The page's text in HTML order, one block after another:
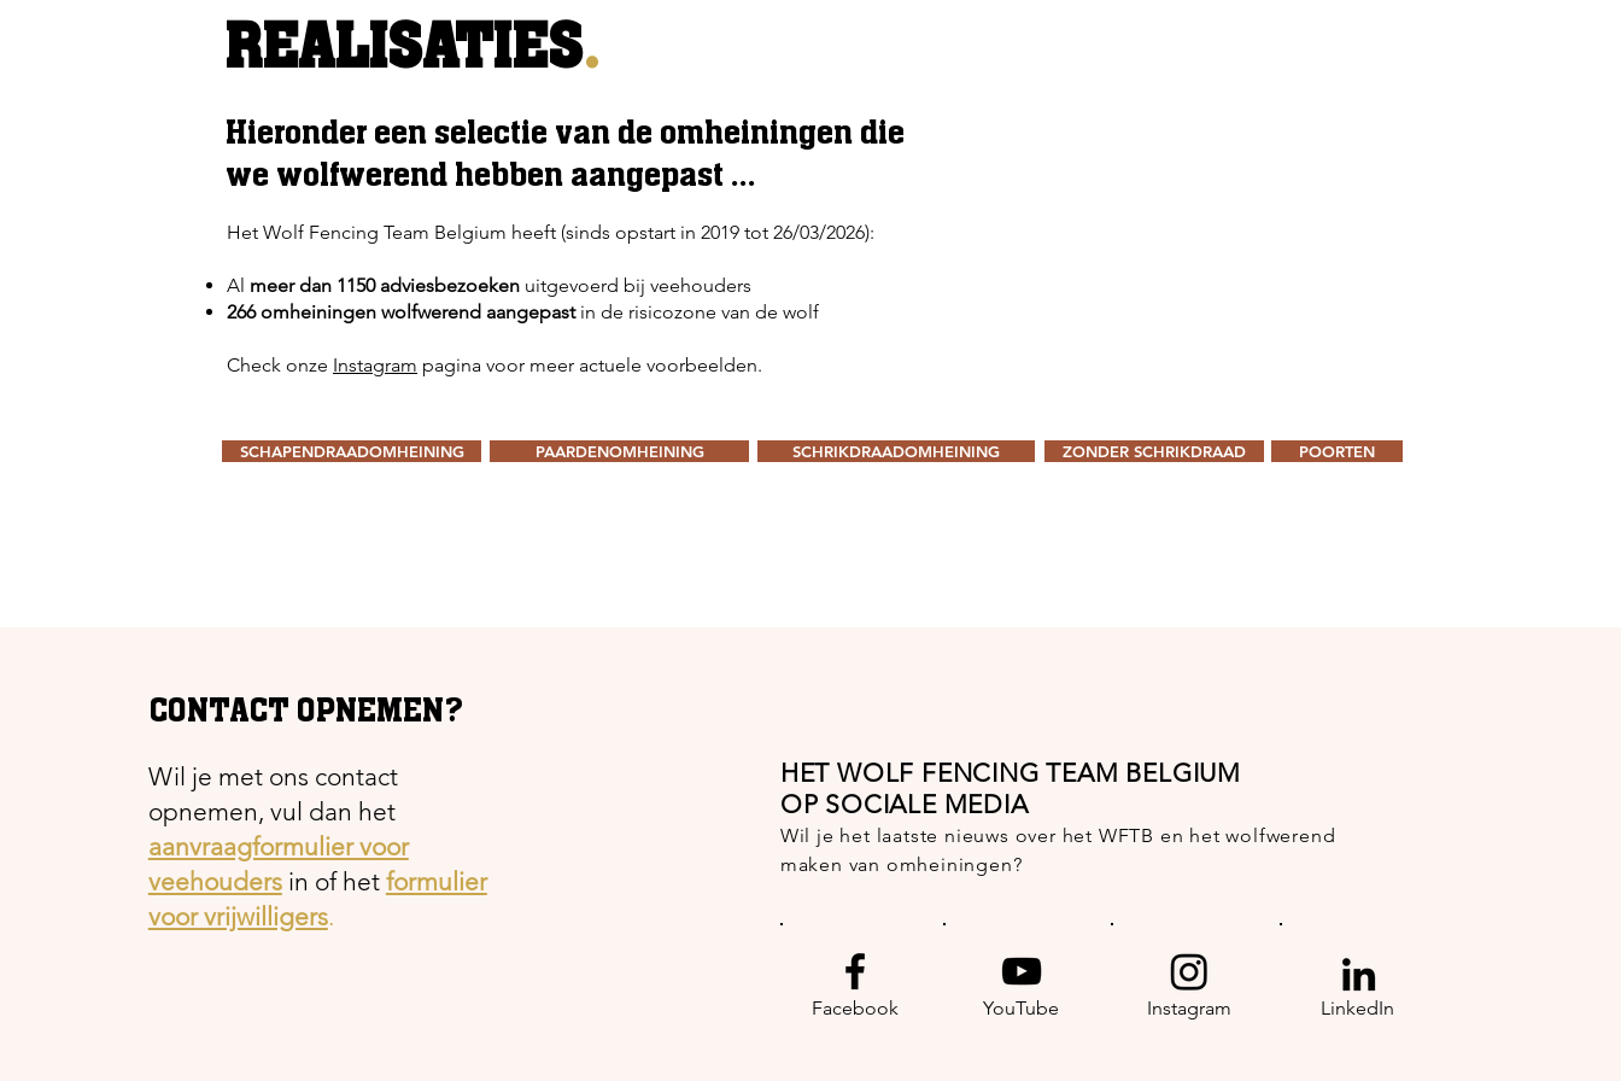
REALISATIES.
Hieronder een selectie van de omheiningen die
we wolfwerend hebben aangepast ...
Het Wolf Fencing Team Belgium heeft (sinds opstart in 2019 tot 26/03/2026):
Al meer dan 1150 adviesbezoeken uitgevoerd bij veehouders
266 omheiningen wolfwerend aangepastin de risicozone van de wolf
Check onze Instagram pagina voor meer actuele voorbeelden.
SCHAPENDRAADOMHEINING PAARDENOMHEINING SCHRIKDRAADOMHEINING ZONDER SCHRIKDRAAD POORTEN
CONTACT OPNEMEN?
Wil je met ons contact
opnemen, vul dan het
aanvraagformulier voor
veehouders in of het formulier
voor vrijwilligers.
HET WOLF FENCING TEAM BELGIUM
OP SOCIALE MEDIA
Wil je het laatste nieuws over het WFTB en het wolfwerend
maken van omheiningen?
Facebook YouTube Instagram LinkedIn